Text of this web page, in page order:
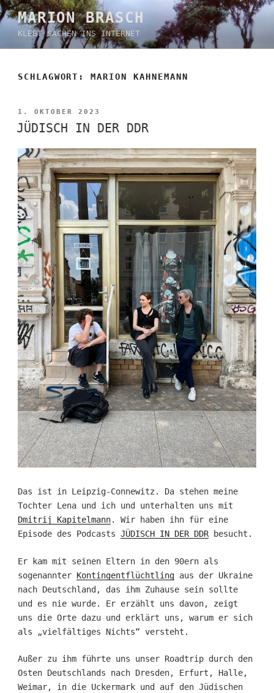
Zum
Inhalt
springen
MARION BRASCH
KLEBT SACHEN INS INTERNET
SCHLAGWORT:MARION KAHNEMANN
VERÖFFENTLICHT
AM
1. OKTOBER 2023
JÜDISCH IN DER DDR
Das ist in Leipzig-Connewitz. Da stehen meine
Tochter Lena und ich und unterhalten uns mit
Dmitrij Kapitelmann. Wir haben ihn für eine
Episode des Podcasts JÜDISCH IN DER DDRbesucht.
Er kam mit seinen Eltern in den 90ern als
sogenannter Kontingentflüchtlingaus der Ukraine
nach Deutschland, das ihm Zuhause sein sollte
und es nie wurde. Er erzählt uns davon, zeigt
uns die Orte dazu und erklärt uns, warum er sich
als „vielfältiges Nichts“ versteht.
Außer zu ihm führte uns unser Roadtrip durch den
Osten Deutschlands nach Dresden, Erfurt, Halle,
Weimar, in die Uckermark und auf den Jüdischen